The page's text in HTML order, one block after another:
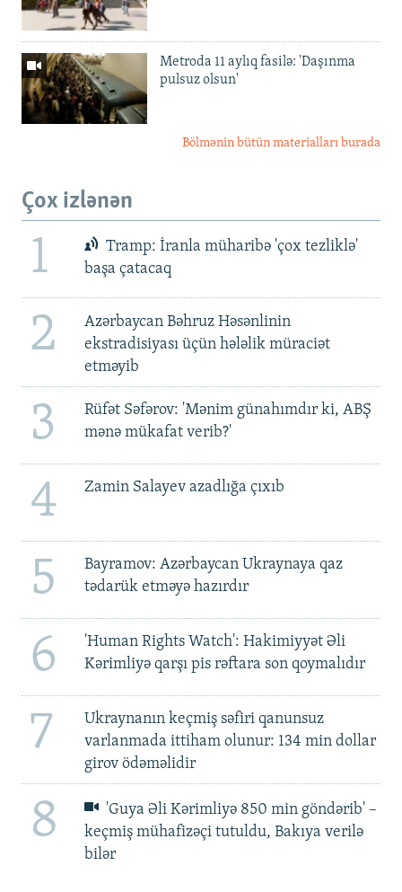
Metroda 11 aylıq fasilə: 'Daşınma
pulsuz olsun'
Bölmənin bütün materialları burada
Çox izlənən
1
Tramp: İranla müharibə 'çox tezliklə'
başa çatacaq
2
Azərbaycan Bəhruz Həsənlinin
ekstradisiyası üçün hələlik müraciət
etməyib
3
Rüfət Səfərov: 'Mənim günahımdır ki, ABŞ
mənə mükafat verib?'
4 Zamin Salayev azadlığa çıxıb
5
Bayramov: Azərbaycan Ukraynaya qaz
tədarük etməyə hazırdır
6
'Human Rights Watch': Hakimiyyət Əli
Kərimliyə qarşı pis rəftara son qoymalıdır
7
Ukraynanın keçmiş səfiri qanunsuz
varlanmada ittiham olunur: 134 min dollar
girov ödəməlidir
8
'Guya Əli Kərimliyə 850 min göndərib' –
keçmiş mühafizəçi tutuldu, Bakıya verilə
bilər